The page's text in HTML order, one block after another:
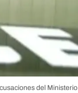
del Ministerio